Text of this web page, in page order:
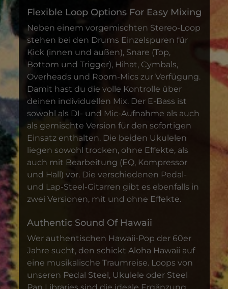
Flexible Loop Options For Easy Mixing
Neben einem vorgemischten Stereo-Loop
stehen bei den Drums Einzelspuren für
Kick (innen und außen), Snare (Top,
Bottom und Trigger), Hihat, Cymbals,
Overheads und Room-Mics zur Verfügung.
Damit hast du die volle Kontrolle über
deinen individuellen Mix. Der E-Bass ist
sowohl als DI- und Mic-Aufnahme als auch
als gemischte Version für den sofortigen
Einsatz enthalten. Die beiden Ukulelen
liegen sowohl trocken, ohne Effekte, als
auch mit Bearbeitung (EQ, Kompressor
und Hall) vor. Die verschiedenen Pedal-
und Lap-Steel-Gitarren gibt es ebenfalls in
zwei Versionen, mit und ohne Effekte.
Authentic Sound Of Hawaii
Wer authentischen Hawaii-Pop der 60er
Jahre sucht, den schickt Aloha Hawaii auf
eine musikalische Traumreise. Loops von
unseren Pedal Steel, Ukulele oder Steel